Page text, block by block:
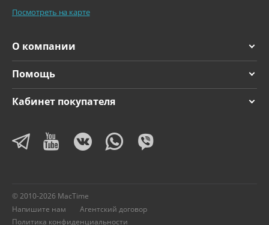
О компании
Помощь
Кабинет покупателя
Посмотреть на карте
© 2010-2026 MacTime
Напишите нам
Агентский договор
Политика конфиденциальности